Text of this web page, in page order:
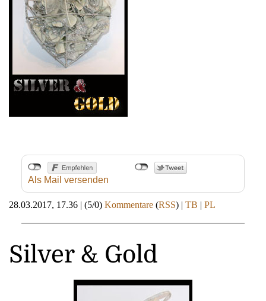
Als Mail versenden
28.03.2017, 17.36 | (5/0) Kommentare (RSS) | TB | PL
Silver & Gold